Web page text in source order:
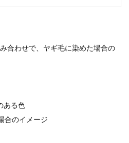
合わせで、ヤギ毛に染めた場合の
ある色
合のイメージ